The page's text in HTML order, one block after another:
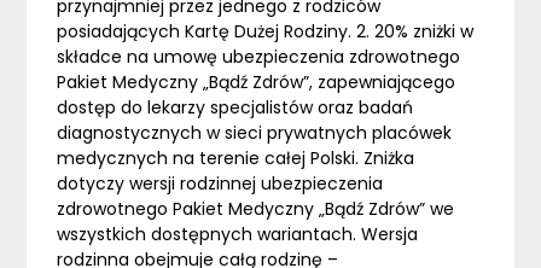
przynajmniej przez jednego z rodziców
posiadających Kartę Dużej Rodziny. 2. 20% zniżki w
składce na umowę ubezpieczenia zdrowotnego
Pakiet Medyczny „Bądź Zdrów”, zapewniającego
dostęp do lekarzy specjalistów oraz badań
diagnostycznych w sieci prywatnych placówek
medycznych na terenie całej Polski. Zniżka
dotyczy wersji rodzinnej ubezpieczenia
zdrowotnego Pakiet Medyczny „Bądź Zdrów” we
wszystkich dostępnych wariantach. Wersja
rodzinna obejmuje całą rodzinę –